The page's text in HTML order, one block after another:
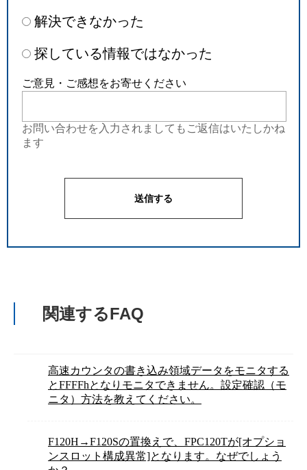
解決できなかった
探している情報ではなかった
ご意見・ご感想をお寄せください
お問い合わせを入力されましてもご返信はいたしかね
ます
関連するFAQ
高速カウンタの書き込み領域データをモニタする
とFFFFhとなりモニタできません。設定確認（モ
ニタ）方法を教えてください。
F120H→F120Sの置換えで、FPC120Tが[オプショ
ンスロット構成異常]となります。なぜでしょう